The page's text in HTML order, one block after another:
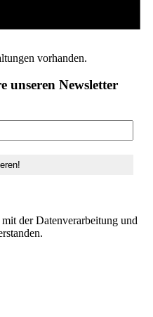
vorhanden.
unseren Newsletter
der Datenverarbeitung und